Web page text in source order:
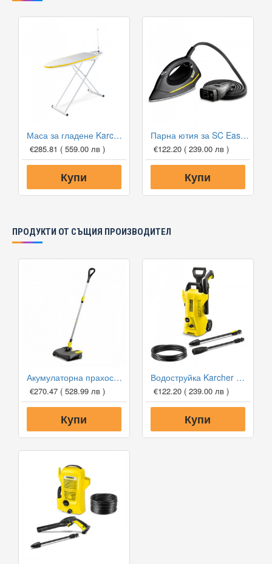
Маса за гладене Karcher AB 1000
€285.81 ( 559.00 лв )
Купи
Парна ютия за SC EasyFinish
€122.20 ( 239.00 лв )
Купи
ПРОДУКТИ ОТ СЪЩИЯ ПРОИЗВОДИТЕЛ
Акумулаторна прахосмукачка Karcher EB 30/1 Li-Ion
€270.47 ( 528.99 лв )
Купи
Водоструйка Karcher K2 Power Control
€122.20 ( 239.00 лв )
Купи